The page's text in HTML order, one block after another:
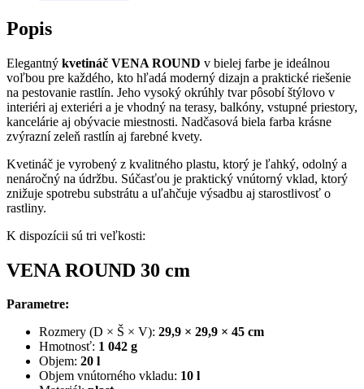
Popis
Elegantný kvetináč VENA ROUND v bielej farbe je ideálnou
voľbou pre každého, kto hľadá moderný dizajn a praktické riešenie
na pestovanie rastlín. Jeho vysoký okrúhly tvar pôsobí štýlovo v
interiéri aj exteriéri a je vhodný na terasy, balkóny, vstupné priestory,
kancelárie aj obývacie miestnosti. Nadčasová biela farba krásne
zvýrazní zeleň rastlín aj farebné kvety.
Kvetináč je vyrobený z kvalitného plastu, ktorý je ľahký, odolný a
nenáročný na údržbu. Súčasťou je praktický vnútorný vklad, ktorý
znižuje spotrebu substrátu a uľahčuje výsadbu aj starostlivosť o
rastliny.
K dispozícii sú tri veľkosti:
VENA ROUND 30 cm
Parametre:
Rozmery (D × Š × V): 29,9 × 29,9 × 45 cm
Hmotnosť: 1 042 g
Objem: 20 l
Objem vnútorného vkladu: 10 l